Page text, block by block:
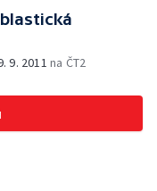
9. 2011 na ČT2